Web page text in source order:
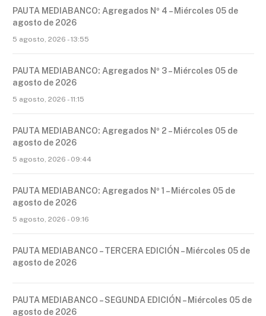
PAUTA MEDIABANCO: Agregados Nº 4 – Miércoles 05 de
agosto de 2026
5 agosto, 2026 - 13:55
PAUTA MEDIABANCO: Agregados Nº 3 – Miércoles 05 de
agosto de 2026
5 agosto, 2026 - 11:15
PAUTA MEDIABANCO: Agregados Nº 2 – Miércoles 05 de
agosto de 2026
5 agosto, 2026 - 09:44
PAUTA MEDIABANCO: Agregados Nº 1 – Miércoles 05 de
agosto de 2026
5 agosto, 2026 - 09:16
PAUTA MEDIABANCO – TERCERA EDICIÓN – Miércoles 05 de
agosto de 2026
PAUTA MEDIABANCO – SEGUNDA EDICIÓN – Miércoles 05 de
agosto de 2026